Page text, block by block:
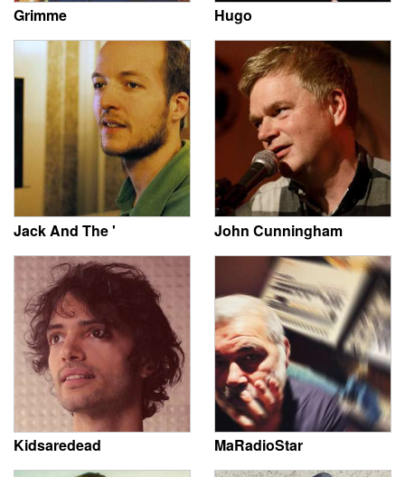
Grimme Hugo
Jack And The ' John Cunningham
Kidsaredead MaRadioStar